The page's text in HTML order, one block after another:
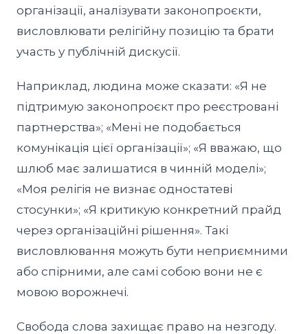
організації, аналізувати законопроєкти,
висловлювати релігійну позицію та брати
участь у публічній дискусії.
Наприклад, людина може сказати: «Я не
підтримую законопроєкт про реєстровані
партнерства»; «Мені не подобається
комунікація цієї організації»; «Я вважаю, що
шлюб має залишатися в чинній моделі»;
«Моя релігія не визнає одностатеві
стосунки»; «Я критикую конкретний прайд
через організаційні рішення». Такі
висловлювання можуть бути неприємними
або спірними, але самі собою вони не є
мовою ворожнечі.
Свобода слова захищає право на незгоду.